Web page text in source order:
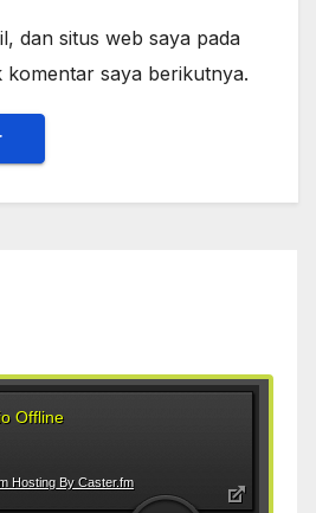
dan situs web saya pada
saya berikutnya.